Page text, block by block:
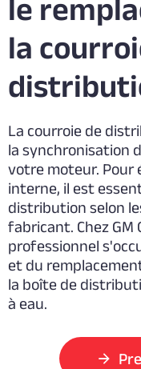
le
la
La courroie de
la synchronisation
votre moteur. Pour
interne, il est
distribution selon
fabricant. Chez GM
professionnel
et du
la boîte de
à eau.